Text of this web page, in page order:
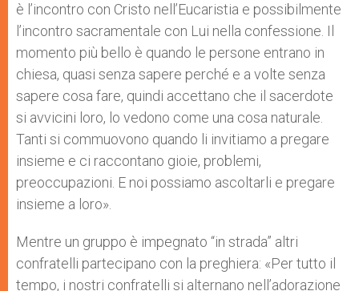
è l’incontro con Cristo nell’Eucaristia e possibilmente
l’incontro sacramentale con Lui nella confessione. Il
momento più bello è quando le persone entrano in
chiesa, quasi senza sapere perché e a volte senza
sapere cosa fare, quindi accettano che il sacerdote
si avvicini loro, lo vedono come una cosa naturale.
Tanti si commuovono quando li invitiamo a pregare
insieme e ci raccontano gioie, problemi,
preoccupazioni. E noi possiamo ascoltarli e pregare
insieme a loro».
Mentre un gruppo è impegnato “in strada” altri
confratelli partecipano con la preghiera: «Per tutto il
tempo, i nostri confratelli si alternano nell’adorazione